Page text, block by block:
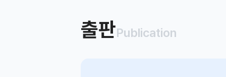
출판Publication